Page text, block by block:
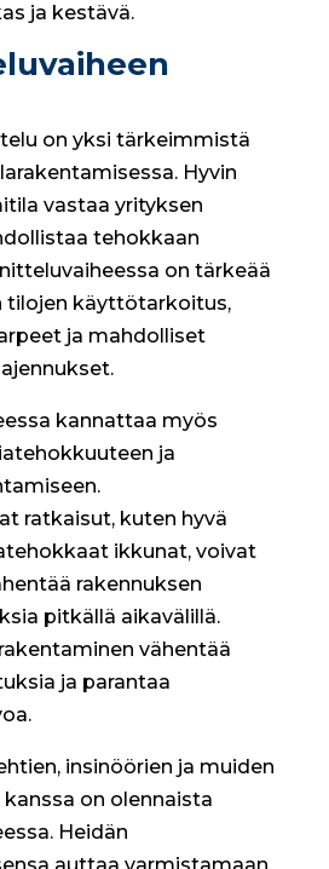
ja kestävä.
on yksi tärkeimmistä
Hyvin
vastaa yrityksen
tehokkaan
on tärkeää
tilojen käyttötarkoitus,
ja mahdolliset
kannattaa myös
ja
ratkaisut, kuten hyvä
ikkunat, voivat
rakennuksen
pitkällä aikavälillä.
vähentää
ja parantaa
insinöörien ja muiden
on olennaista
Heidän